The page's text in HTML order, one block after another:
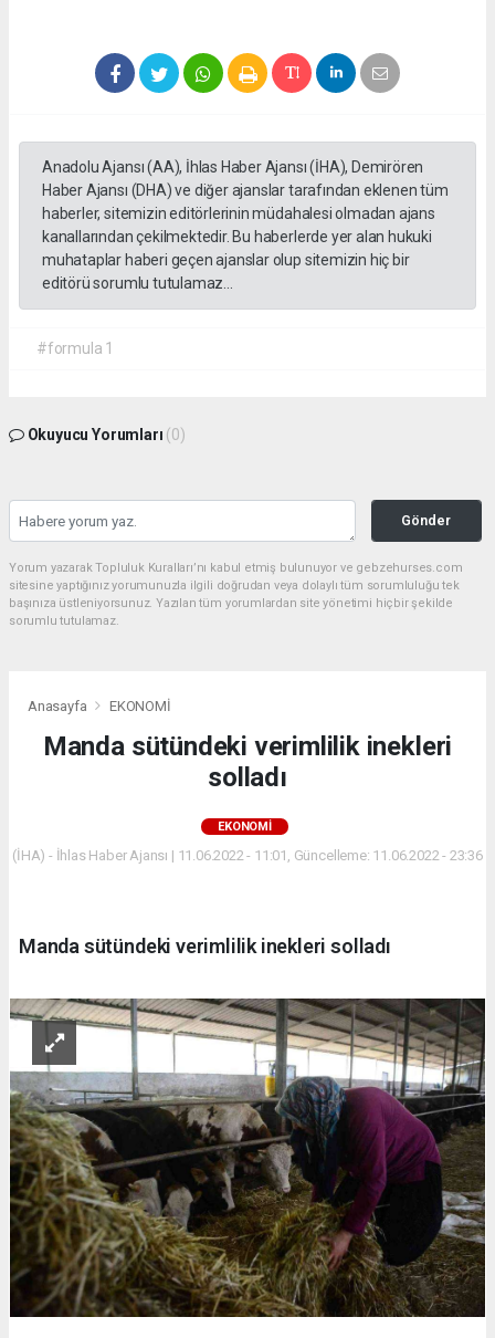
Anadolu Ajansı (AA), İhlas Haber Ajansı (İHA), Demirören
Haber Ajansı (DHA) ve diğer ajanslar tarafından eklenen tüm
haberler, sitemizin editörlerinin müdahalesi olmadan ajans
kanallarından çekilmektedir. Bu haberlerde yer alan hukuki
muhataplar haberi geçen ajanslar olup sitemizin hiç bir
editörü sorumlu tutulamaz...
#formula 1
Okuyucu Yorumları (0)
Gönder
Yorum yazarak Topluluk Kuralları’nı kabul etmiş bulunuyor ve gebzehurses.com
sitesine yaptığınız yorumunuzla ilgili doğrudan veya dolaylı tüm sorumluluğu tek
başınıza üstleniyorsunuz. Yazılan tüm yorumlardan site yönetimi hiçbir şekilde
sorumlu tutulamaz.
Anasayfa EKONOMİ
Manda sütündeki verimlilik inekleri
solladı
EKONOMİ
(İHA) - İhlas Haber Ajansı | 11.06.2022 - 11:01, Güncelleme: 11.06.2022 - 23:36
Manda sütündeki verimlilik inekleri solladı